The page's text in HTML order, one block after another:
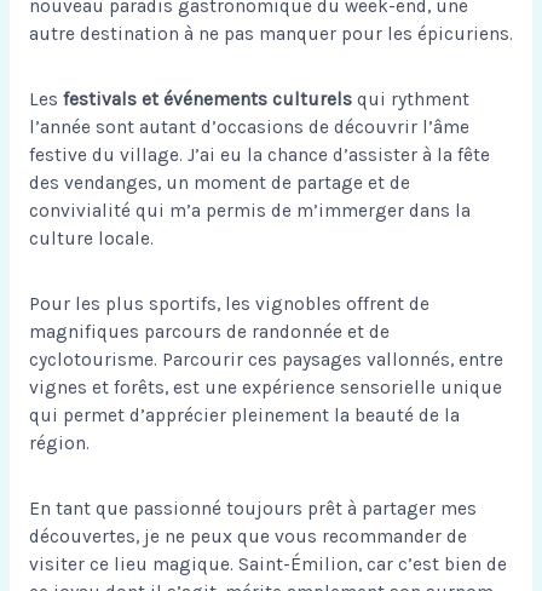
nouveau paradis gastronomique du week-end , une
autre destination à ne pas manquer pour les épicuriens.
Les festivals et événements culturelsqui rythment
l’année sont autant d’occasions de découvrir l’âme
festive du village. J’ai eu la chance d’assister à la fête
des vendanges, un moment de partage et de
convivialité qui m’a permis de m’immerger dans la
culture locale.
Pour les plus sportifs, les vignobles offrent de
magnifiques parcours de randonnée et de
cyclotourisme. Parcourir ces paysages vallonnés, entre
vignes et forêts, est une expérience sensorielle unique
qui permet d’apprécier pleinement la beauté de la
région.
En tant que passionné toujours prêt à partager mes
découvertes, je ne peux que vous recommander de
visiter ce lieu magique. Saint-Émilion, car c’est bien de